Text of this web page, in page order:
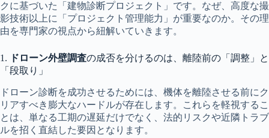
クに基づいた「建物診断プロジェクト」です。なぜ、高度な撮
影技術以上に「プロジェクト管理能力」が重要なのか。その理
由を専門家の視点から紐解いていきます。
1. ドローン外壁調査の成否を分けるのは、離陸前の「調整」と
「段取り」
ドローン診断を成功させるためには、機体を離陸させる前にク
リアすべき膨大なハードルが存在します。これらを軽視するこ
とは、単なる工期の遅延だけでなく、法的リスクや近隣トラブ
ルを招く直結した要因となります。